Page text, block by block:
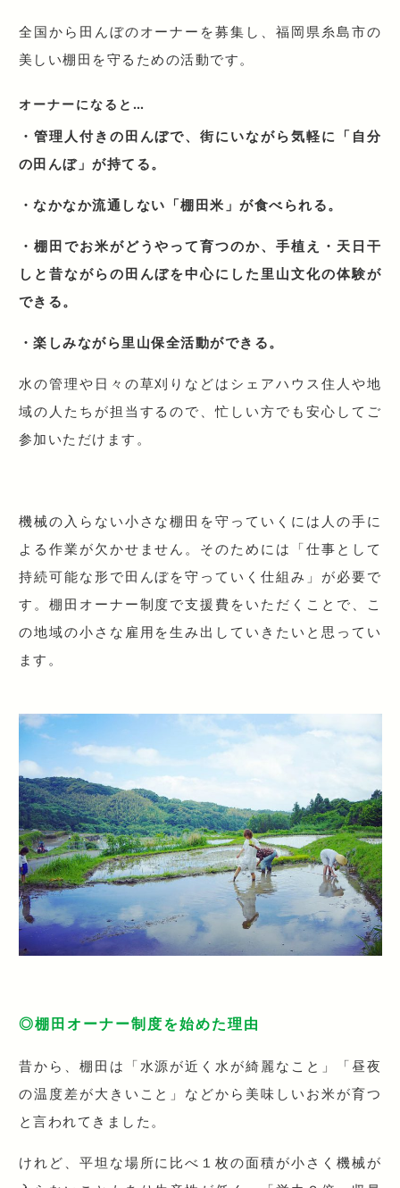
全国から田んぼのオーナーを募集し、福岡県糸島市の
美しい棚田を守るための活動です。
オーナーになると…
・管理人付きの田んぼで、街にいながら気軽に「自分
の田んぼ」が持てる。
・なかなか流通しない「棚田米」が食べられる。
・棚田でお米がどうやって育つのか、手植え・天日干
しと昔ながらの田んぼを中心にした里山文化の体験が
できる。
・楽しみながら里山保全活動ができる。
水の管理や日々の草刈りなどはシェアハウス住人や地
域の人たちが担当するので、忙しい方でも安心してご
参加いただけます。
機械の入らない小さな棚田を守っていくには人の手に
よる作業が欠かせません。そのためには「仕事として
持続可能な形で田んぼを守っていく仕組み」が必要で
す。棚田オーナー制度で支援費をいただくことで、こ
の地域の小さな雇用を生み出していきたいと思ってい
ます。
◎棚田オーナー制度を始めた理由
昔から、棚田は「水源が近く水が綺麗なこと」「昼夜
の温度差が大きいこと」などから美味しいお米が育つ
と言われてきました。
けれど、平坦な場所に比べ１枚の面積が小さく機械が